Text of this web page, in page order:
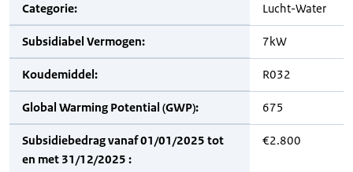
Categorie: Lucht-Water
Subsidiabel Vermogen: 7kW
Koudemiddel: R032
Global Warming Potential (GWP): 675
Subsidiebedrag vanaf 01/01/2025 tot
en met 31/12/2025 :
€2.800